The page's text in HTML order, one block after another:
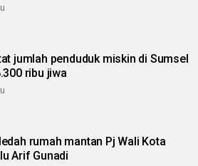
jumlah penduduk miskin di Sumsel
ribu jiwa
rumah mantan Pj Wali Kota
Arif Gunadi